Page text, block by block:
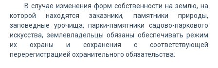
В случае изменения форм собственности на землю, на
которой находятся заказники, памятники природы,
заповедные урочища, парки-памятники садово-паркового
искусства, землевладельцы обязаны обеспечивать режим
их охраны и сохранения с соответствующей
перерегистрацией охранительного обязательства.